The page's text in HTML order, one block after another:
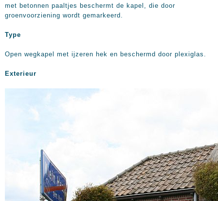
met betonnen paaltjes beschermt de kapel, die door
groenvoorziening wordt gemarkeerd.
Type
Open wegkapel met ijzeren hek en beschermd door plexiglas.
Exterieur